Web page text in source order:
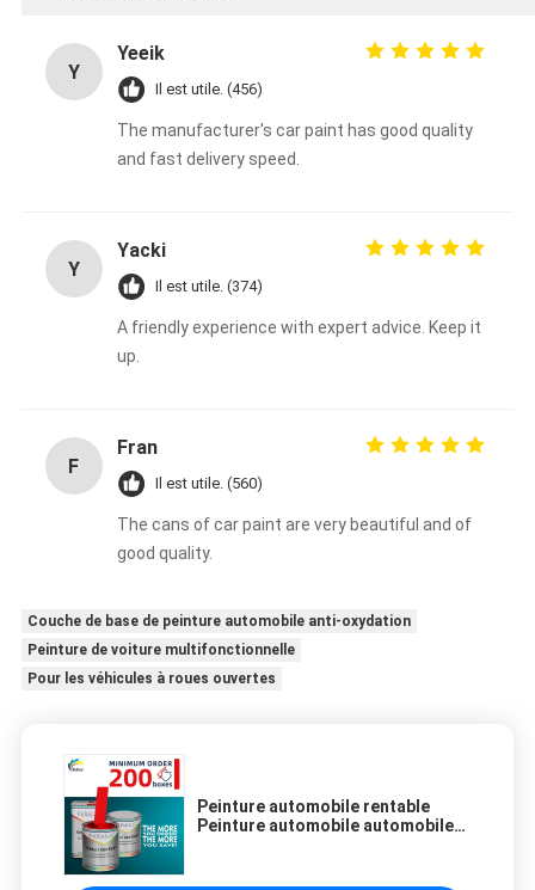
Y
Yeeik
Il est utile. (456)
The manufacturer's car paint has good quality
and fast delivery speed.
Y
Yacki
Il est utile. (374)
A friendly experience with expert advice. Keep it
up.
F
Fran
Il est utile. (560)
The cans of car paint are very beautiful and of
good quality.
Couche de base de peinture automobile anti-oxydation
Peinture de voiture multifonctionnelle
Pour les véhicules à roues ouvertes
Peinture automobile rentable
Peinture automobile automobile